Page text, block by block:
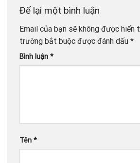
Để lại một bình luận
Email của bạn sẽ không được hiển
trường bắt buộc được đánh dấu *
Bình luận *
Tên *